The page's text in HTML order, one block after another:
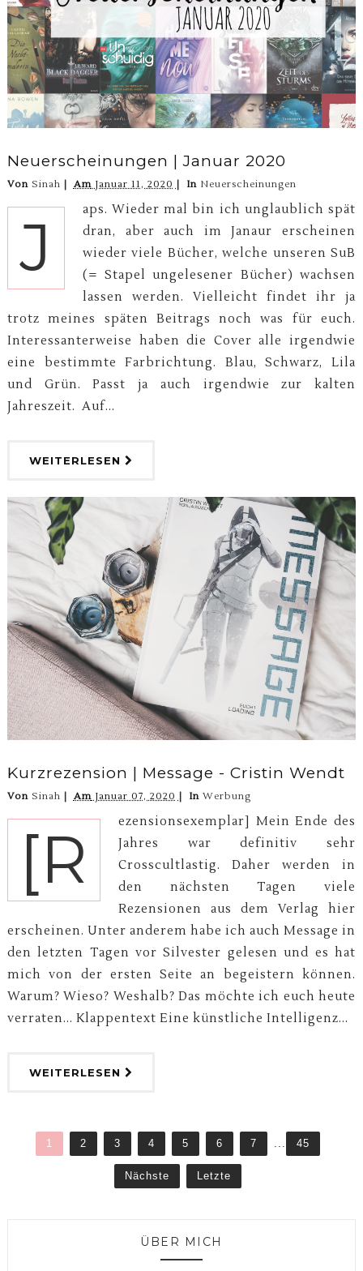
Neuerscheinungen | Januar 2020
Von Sinah AmJanuar 11, 2020 In Neuerscheinungen
J
aps. Wieder mal bin ich unglaublich spät
dran, aber auch im Janaur erscheinen
wieder viele Bücher, welche unseren SuB
(= Stapel ungelesener Bücher) wachsen
lassen werden. Vielleicht findet ihr ja
trotz meines späten Beitrags noch was für euch.
Interessanterweise haben die Cover alle irgendwie
eine bestimmte Farbrichtung. Blau, Schwarz, Lila
und Grün. Passt ja auch irgendwie zur kalten
Jahreszeit. Auf...
WEITERLESEN
Kurzrezension | Message - Cristin Wendt
Von Sinah AmJanuar 07, 2020 In Werbung
[R
ezensionsexemplar] Mein Ende des
Jahres war definitiv sehr
Crosscultlastig. Daher werden in
den nächsten Tagen viele
Rezensionen aus dem Verlag hier
erscheinen. Unter anderem habe ich auch Message in
den letzten Tagen vor Silvester gelesen und es hat
mich von der ersten Seite an begeistern können.
Warum? Wieso? Weshalb? Das möchte ich euch heute
verraten... Klappentext Eine künstliche Intelligenz...
WEITERLESEN
1 2 3 4 5 6 7 ... 45
Nächste Letzte
ÜBER MICH